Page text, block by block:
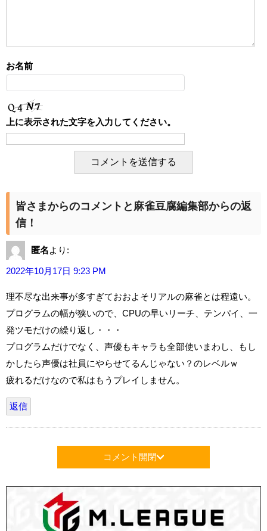
お名前
上に表示された文字を入力してください。
皆さまからのコメントと麻雀豆腐編集部からの返
信！
匿名より:
2022年10月17日 9:23 PM
理不尽な出来事が多すぎておおよそリアルの麻雀とは程遠い。
プログラムの幅が狭いので、CPUの早いリーチ、テンパイ、一
発ツモだけの繰り返し・・・
プログラムだけでなく、声優もキャラも全部使いまわし、もし
かしたら声優は社員にやらせてるんじゃない？のレベルｗ
疲れるだけなので私はもうプレイしません。
返信
コメント開閉